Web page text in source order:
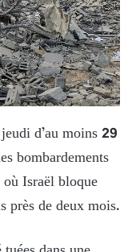
d’au moins 29
bombardements
Israël bloque
près de deux mois.